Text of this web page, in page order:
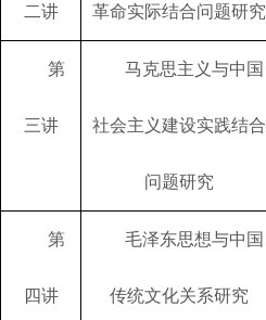
二讲 革命实际结合问题研究
第
三讲
马克思主义与中国
社会主义建设实践结合
问题研究
第
四讲
毛泽东思想与中国
传统文化关系研究